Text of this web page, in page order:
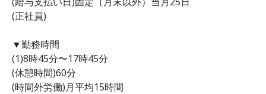
(正社員)
▼勤務時間
(1)8時45分〜17時45分
(休憩時間)60分
(時間外労働)月平均15時間